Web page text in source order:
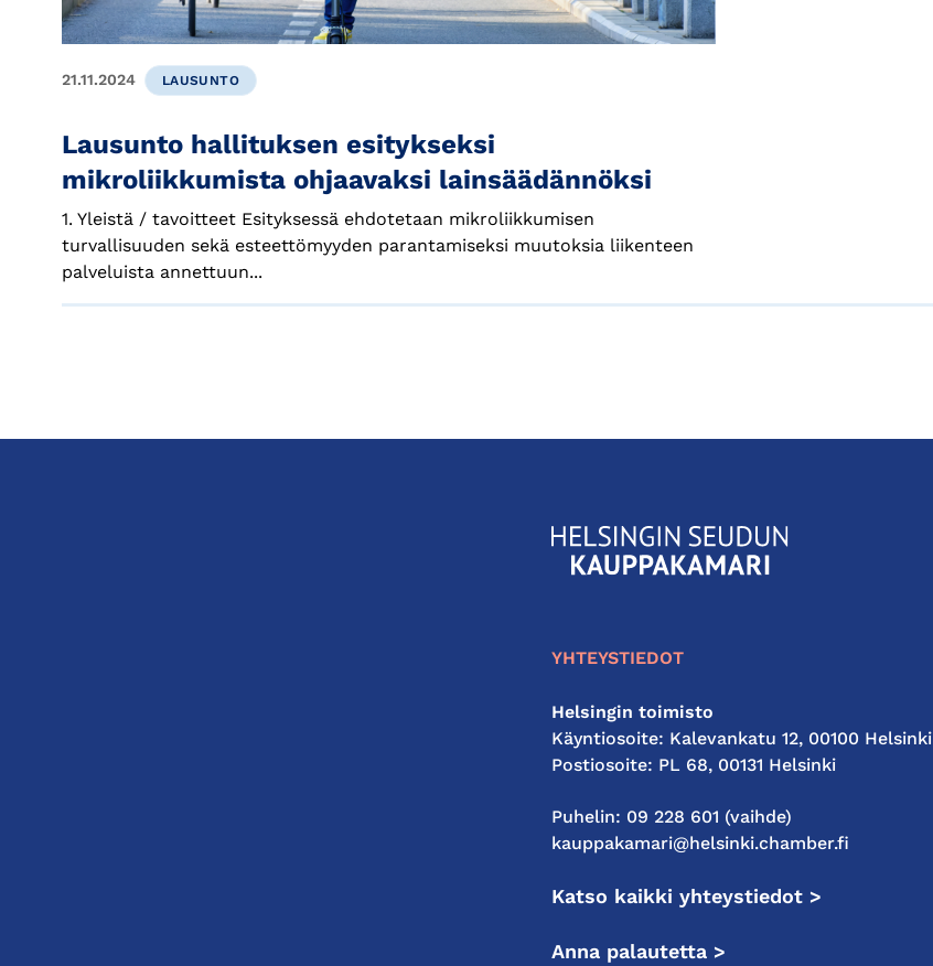
21.11.2024 LAUSUNTO
Lausunto hallituksen esitykseksi
mikroliikkumista ohjaavaksi lainsäädännöksi
1. Yleistä / tavoitteet Esityksessä ehdotetaan mikroliikkumisen
turvallisuuden sekä esteettömyyden parantamiseksi muutoksia liikenteen
palveluista annettuun...
KauppakamariHelsingin
seudun
YHTEYSTIEDOT
Helsingin toimisto
Käyntiosoite: Kalevankatu 12, 00100 Helsinki
Postiosoite: PL 68, 00131 Helsinki
Puhelin: 09 228 601 (vaihde)
kauppakamari@helsinki.chamber.fi
Katso kaikki yhteystiedot >
Anna palautetta >